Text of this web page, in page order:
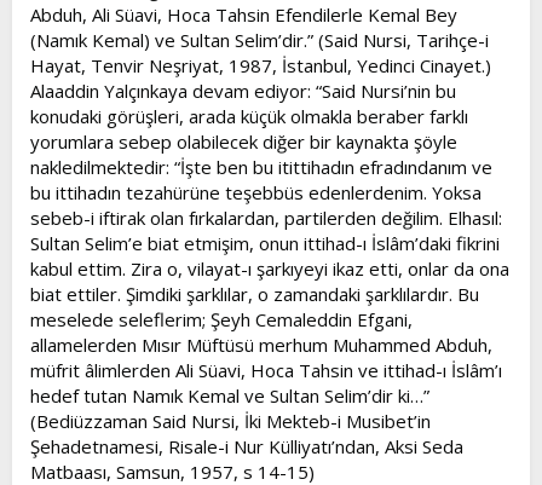
Abduh, Ali Süavi, Hoca Tahsin Efendilerle Kemal Bey
(Namık Kemal) ve Sultan Selim’dir.” (Said Nursi, Tarihçe-i
Hayat, Tenvir Neşriyat, 1987, İstanbul, Yedinci Cinayet.)
Alaaddin Yalçınkaya devam ediyor: “Said Nursi’nin bu
konudaki görüşleri, arada küçük olmakla beraber farklı
yorumlara sebep olabilecek diğer bir kaynakta şöyle
nakledilmektedir: “İşte ben bu itittihadın efradındanım ve
bu ittihadın tezahürüne teşebbüs edenlerdenim. Yoksa
sebeb-i iftirak olan fırkalardan, partilerden değilim. Elhasıl:
Sultan Selim’e biat etmişim, onun ittihad-ı İslâm’daki fikrini
kabul ettim. Zira o, vilayat-ı şarkıyeyi ikaz etti, onlar da ona
biat ettiler. Şimdiki şarklılar, o zamandaki şarklılardır. Bu
meselede seleflerim; Şeyh Cemaleddin Efgani,
allamelerden Mısır Müftüsü merhum Muhammed Abduh,
müfrit âlimlerden Ali Süavi, Hoca Tahsin ve ittihad-ı İslâm’ı
hedef tutan Namık Kemal ve Sultan Selim’dir ki…”
(Bediüzzaman Said Nursi, İki Mekteb-i Musibet’in
Şehadetnamesi, Risale-i Nur Külliyatı’ndan, Aksi Seda
Matbaası, Samsun, 1957, s 14-15)